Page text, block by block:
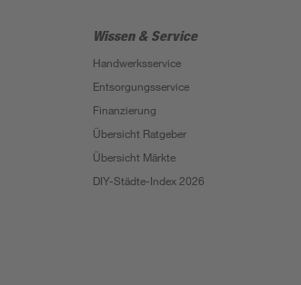
Wissen & Service
Handwerksservice
Entsorgungsservice
Finanzierung
Übersicht Ratgeber
Übersicht Märkte
DIY-Städte-Index 2026